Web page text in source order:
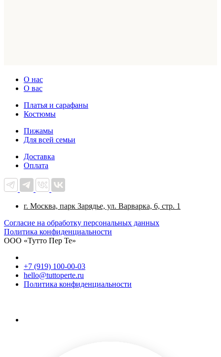
О нас
О вас
Платья и сарафаны
Костюмы
Пижамы
Для всей семьи
Доставка
Оплата
г. Москва, парк Зарядье, ул. Варварка, 6, стр. 1
Cогласие на обработку персональных данных
Политика конфиденциальности
ООО «Тутто Пер Те»
+7 (919) 100-00-03
hello@tuttoperte.ru
Политика конфиденциальности